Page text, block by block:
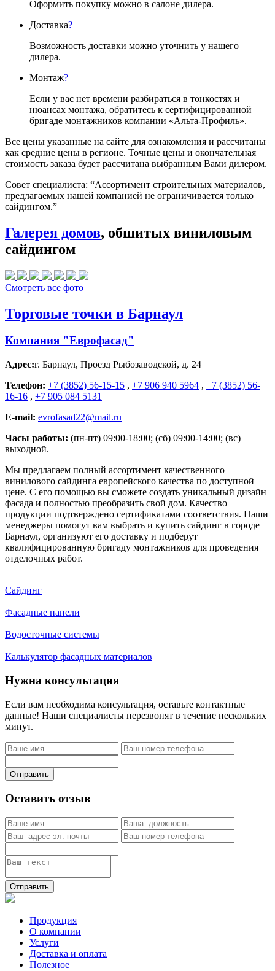
Оформить покупку можно в салоне дилера.
Доставка?
Возможность доставки можно уточнить у нашего
дилера.
Монтаж?
Если у вас нет времени разбираться в тонкостях и
нюансах монтажа, обратитесь к сертифицированной
бригаде монтажников компании «Альта-Профиль».
Все цены указанные на сайте для ознакомления и рассчитаны
как средние цены в регионе. Точные цены и окончательная
стоимость заказа будет рассчитана выбранным Вами дилером.
Совет специалиста: “Ассортимент строительных материалов,
предлагаемых нашей компанией не ограничивается только
сайдингом.”
Галерея домов, обшитых виниловым
сайдингом
Смотреть все фото
Торговые точки в Барнаул
Компания "Еврофасад"
Адрес:г. Барнаул, Проезд Рыбозаводской, д. 24
Телефон: +7 (3852) 56-15-15 , +7 906 940 5964 , +7 (3852) 56-
16-16 , +7 905 084 5131
E-mail: evrofasad22@mail.ru
Часы работы: (пн-пт) 09:00-18:00; (сб) 09:00-14:00; (вс)
выходной.
Мы предлагаем полный ассортимент качественного
винилового сайдинга европейского качества по доступной
цене. С его помощью вы сможете создать уникальный дизайн
фасада и полностью преобразить свой дом. Качество
продукции подтверждено сертификатами соответствия. Наши
менеджеры помогут вам выбрать и купить сайдинг в городе
Барнаул, организуют его доставку и подберут
квалифицированную бригаду монтажников для проведения
отделочных работ.
Сайдинг
Фасадные панели
Водосточные системы
Калькулятор фасадных материалов
Нужна консультация
Если вам необходима консультация, оставьте контактные
данные! Наши специалисты перезвонят в течение нескольких
минут.
Отправить
Оставить отзыв
Отправить
Продукция
О компании
Услуги
Доставка и оплата
Полезное